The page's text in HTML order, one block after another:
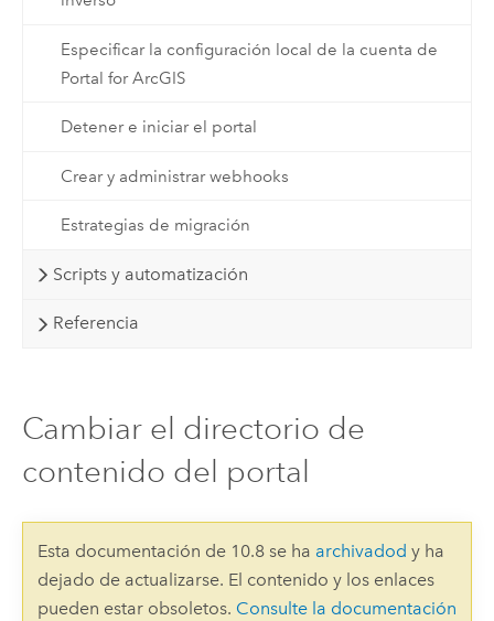
Especificar la configuración local de la cuenta de
Portal for ArcGIS
Detener e iniciar el portal
Crear y administrar webhooks
Estrategias de migración
Scripts y automatización
Referencia
Cambiar el directorio de
contenido del portal
Esta documentación de 10.8 se ha archivadod y ha
dejado de actualizarse. El contenido y los enlaces
pueden estar obsoletos. Consulte la documentación